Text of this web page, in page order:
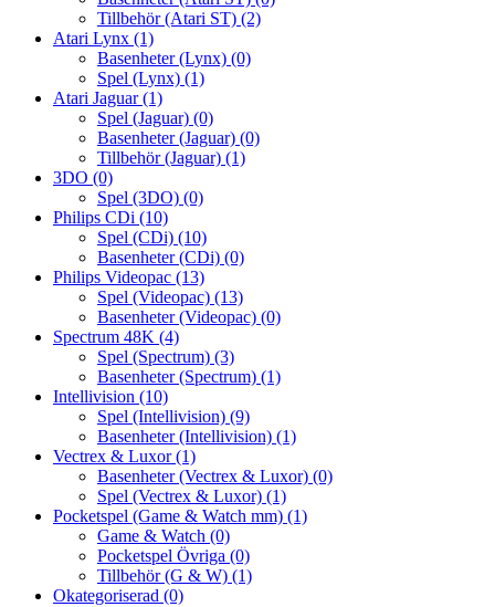
Tillbehör (Atari ST) (2)
Atari Lynx (1)
Basenheter (Lynx) (0)
Spel (Lynx) (1)
Atari Jaguar(1)
Spel (Jaguar) (0)
Basenheter (Jaguar) (0)
Tillbehör (Jaguar) (1)
3DO (0)
Spel (3DO) (0)
Philips CDi (10)
Spel (CDi) (10)
Basenheter (CDi) (0)
Philips Videopac (13)
Spel (Videopac) (13)
Basenheter (Videopac) (0)
Spectrum 48K (4)
Spel (Spectrum) (3)
Basenheter (Spectrum) (1)
Intellivision (10)
Spel (Intellivision) (9)
Basenheter (Intellivision) (1)
Vectrex & Luxor(1)
Basenheter (Vectrex & Luxor) (0)
Spel (Vectrex & Luxor) (1)
Pocketspel (Game & Watch mm) (1)
Game & Watch (0)
Pocketspel Övriga (0)
Tillbehör (G & W) (1)
Okategoriserad (0)